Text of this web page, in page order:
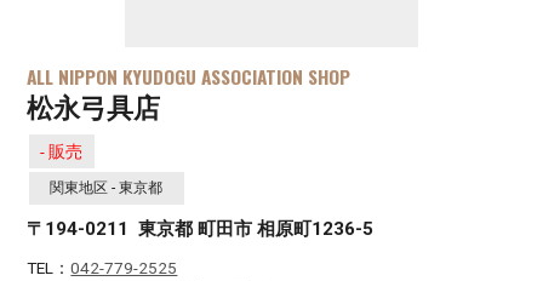
ALL NIPPON KYUDOGU ASSOCIATION SHOP
松永弓具店
- 販売
関東地区 - 東京都
〒194-0211 東京都 町田市 相原町1236-5
TEL：042-779-2525